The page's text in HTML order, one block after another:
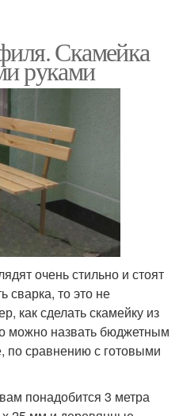
Скамейка
руками
очень стильно и стоят
сварка, то это не
как сделать скамейку из
можно назвать бюджетным
по сравнению с готовыми
понадобится 3 метра